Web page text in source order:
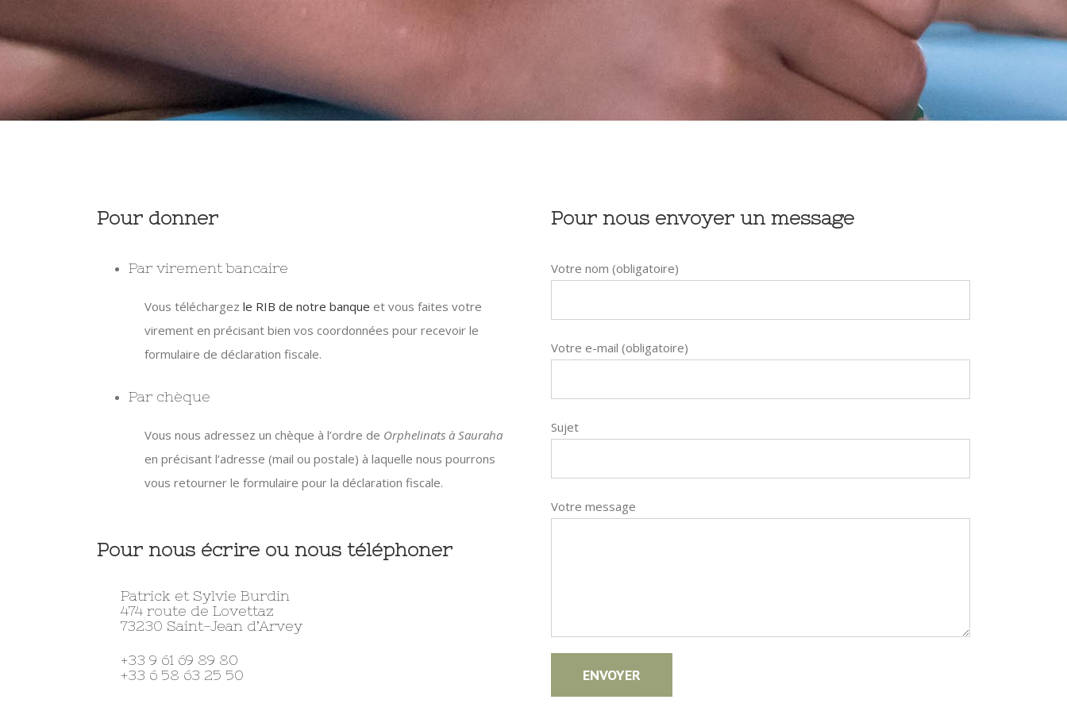
Pour donner
Par virement bancaire
Vous téléchargez le RIB de notre banque et vous faites votre
virement en précisant bien vos coordonnées pour recevoir le
formulaire de déclaration fiscale.
Par chèque
Vous nous adressez un chèque à l’ordre de Orphelinats à Sauraha
en précisant l’adresse (mail ou postale) à laquelle nous pourrons
vous retourner le formulaire pour la déclaration fiscale.
Pour nous écrire ou nous téléphoner
Patrick et Sylvie Burdin
474 route de Lovettaz
73230 Saint-Jean d’Arvey
+33 9 61 69 89 80
+33 6 58 63 25 50
Pour nous envoyer un message
Votre nom (obligatoire)
Votre e-mail (obligatoire)
Sujet
Votre message